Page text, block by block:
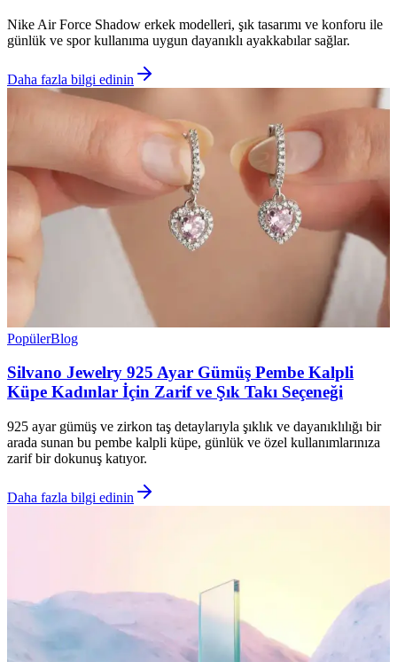
Nike Air Force Shadow erkek modelleri, şık tasarımı ve konforu ile
günlük ve spor kullanıma uygun dayanıklı ayakkabılar sağlar.
Daha fazla bilgi edinin
PopülerBlog
Silvano Jewelry 925 Ayar Gümüş Pembe Kalpli
Küpe Kadınlar İçin Zarif ve Şık Takı Seçeneği
925 ayar gümüş ve zirkon taş detaylarıyla şıklık ve dayanıklılığı bir
arada sunan bu pembe kalpli küpe, günlük ve özel kullanımlarınıza
zarif bir dokunuş katıyor.
Daha fazla bilgi edinin